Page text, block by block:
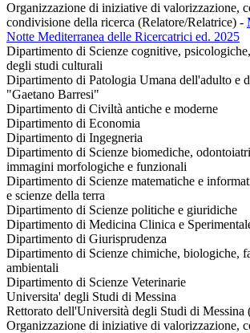
Organizzazione di iniziative di valorizzazione,
condivisione della ricerca (Relatore/Relatrice) -
Notte Mediterranea delle Ricercatrici ed. 2025
Dipartimento di Scienze cognitive,
degli studi culturali
Dipartimento di Patologia Umana dell'adulto e
"Gaetano Barresi"
Dipartimento di Civiltà antiche e moderne
Dipartimento di Economia
Dipartimento di Ingegneria
Dipartimento di Scienze biomediche,
immagini morfologiche e funzionali
Dipartimento di Scienze matematiche e
e scienze della terra
Dipartimento di Scienze politiche e giuridiche
Dipartimento di Medicina Clinica e
Dipartimento di Giurisprudenza
Dipartimento di Scienze chimiche, biologiche,
ambientali
Dipartimento di Scienze Veterinarie
Universita' degli Studi di Messina
Rettorato dell'Università degli Studi di Messina
Organizzazione di iniziative di valorizzazione,